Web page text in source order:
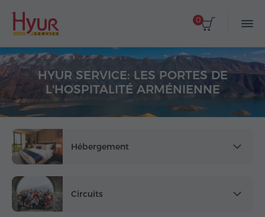
0
HYUR SERVICE: LES PORTES DE
L'HOSPITALITÉ ARMÉNIENNE
Hébergement
Circuits